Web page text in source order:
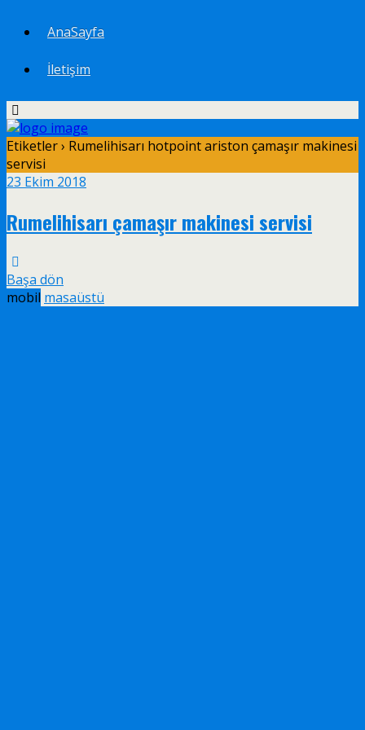
AnaSayfa
İletişim
Etiketler › Rumelihisarı hotpoint ariston çamaşır makinesi
servisi
23 Ekim 2018
Rumelihisarı çamaşır makinesi servisi
Başa dön
mobil masaüstü